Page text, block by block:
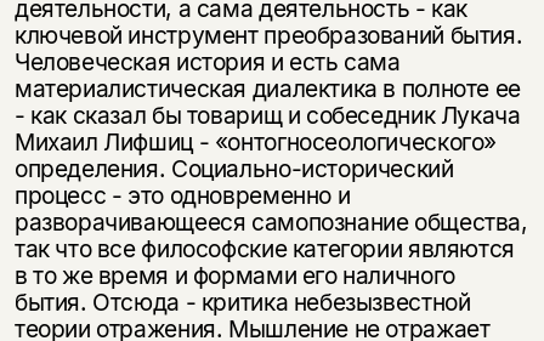
деятельности, а сама деятельность - как
ключевой инструмент преобразований бытия.
Человеческая история и есть сама
материалистическая диалектика в полноте ее
- как сказал бы товарищ и собеседник Лукача
Михаил Лифшиц - «онтогносеологического»
определения. Социально-исторический
процесс - это одновременно и
разворачивающееся самопознание общества,
так что все философские категории являются
в то же время и формами его наличного
бытия. Отсюда - критика небезызвестной
теории отражения. Мышление не отражает